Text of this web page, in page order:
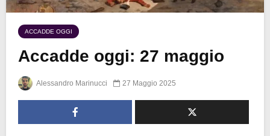
ACCADDE OGGI
Accadde oggi: 27 maggio
Alessandro Marinucci 27 Maggio 2025